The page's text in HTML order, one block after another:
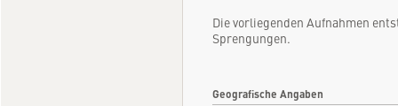
Die vorliegenden Aufnahmen
Sprengungen.
Geografische Angaben